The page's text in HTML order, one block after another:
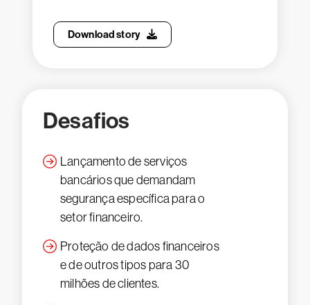
Download story
Desafios
Lançamento de serviços
bancários que demandam
segurança específica para o
setor financeiro.
Proteção de dados financeiros
e de outros tipos para 30
milhões de clientes.